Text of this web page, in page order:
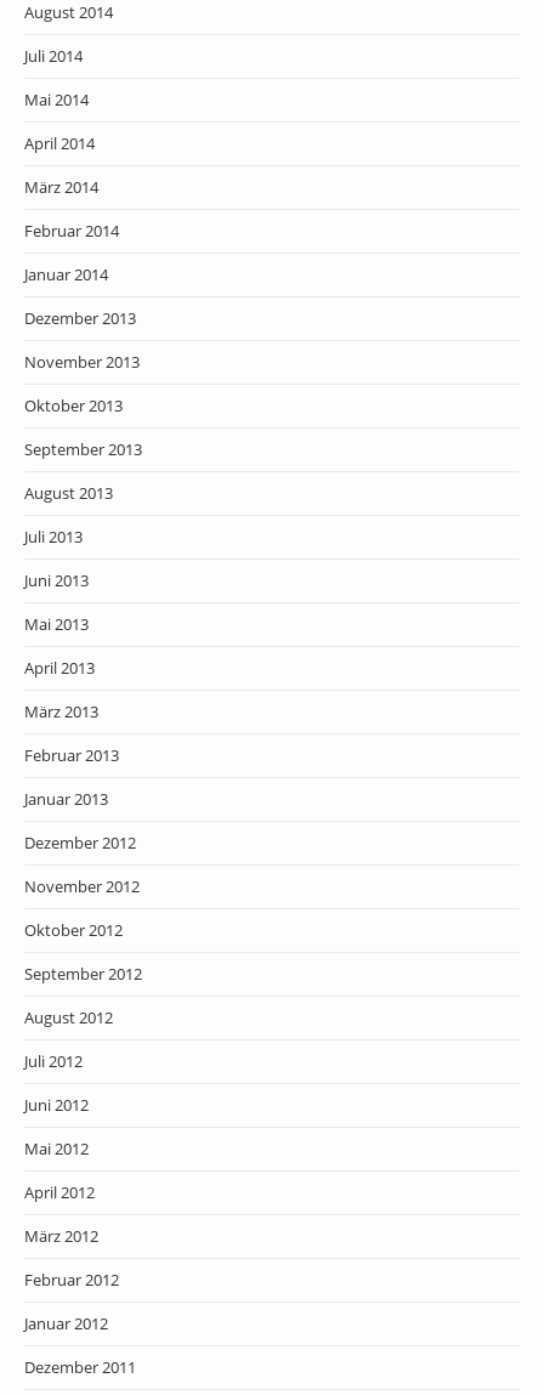
August 2014
Juli 2014
Mai 2014
April 2014
März 2014
Februar 2014
Januar 2014
Dezember 2013
November 2013
Oktober 2013
September 2013
August 2013
Juli 2013
Juni 2013
Mai 2013
April 2013
März 2013
Februar 2013
Januar 2013
Dezember 2012
November 2012
Oktober 2012
September 2012
August 2012
Juli 2012
Juni 2012
Mai 2012
April 2012
März 2012
Februar 2012
Januar 2012
Dezember 2011